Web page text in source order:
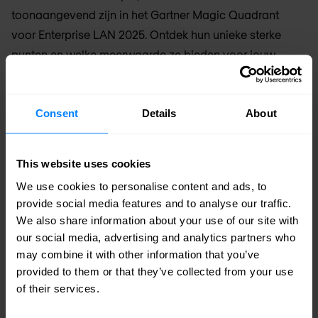
Consent Details About
This website uses cookies
We use cookies to personalise content and ads, to
provide social media features and to analyse our traffic.
We also share information about your use of our site with
our social media, advertising and analytics partners who
may combine it with other information that you’ve
provided to them or that they’ve collected from your use
of their services.
toonaangevend zijn in het Gartner Magic Quadrant
voor Enterprise LAN 2025. Ontdek hun unieke sterke
punten en welke meerwaarde ze bieden voor jouw
29 jun 2025 4 min. leestijd